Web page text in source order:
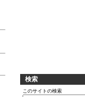
検索
このサイトの検索